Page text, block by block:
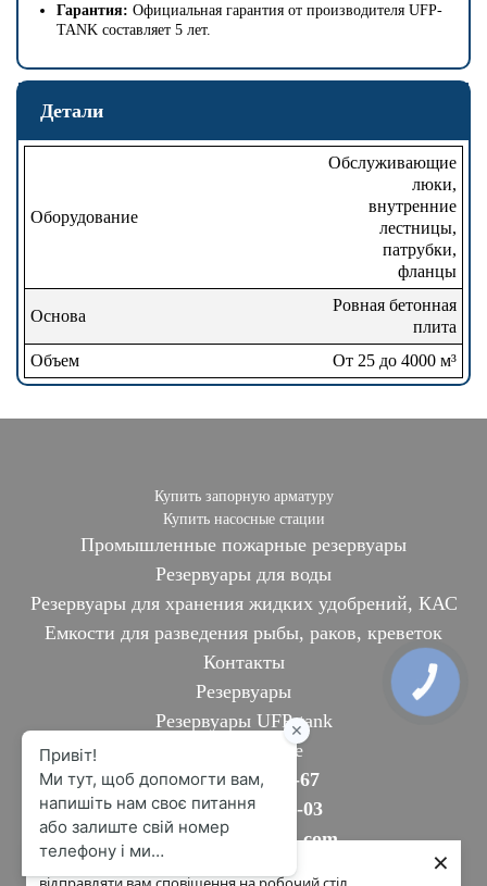
Дозвольте сайту www.ufp-tanks.com
×
Гарантия: Официальная гарантия от производителя UFP-
TANK составляет 5 лет.
Детали
Оборудование
Обслуживающие
люки,
внутренние
лестницы,
патрубки,
фланцы
Основа
Ровная бетонная
плита
Объем
От 25 до 4000 м³
Купить запорную арматуру
Купить насосные стации
Промышленные пожарные резервуары
Резервуары для воды
Резервуары для хранения жидких удобрений, КАС
Емкости для разведения рыбы, раков, креветок
Контакты
Резервуары
Резервуары UFP-tank
Тех. описание
+38 067 344-12-67
+ 38 067 297-30-03
kupin.ufp@gmail.com
Tank.ufp@gmail.com